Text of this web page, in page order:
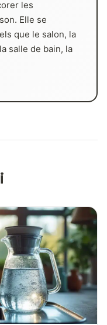
les
Elle se
que le salon, la
salle de bain, la